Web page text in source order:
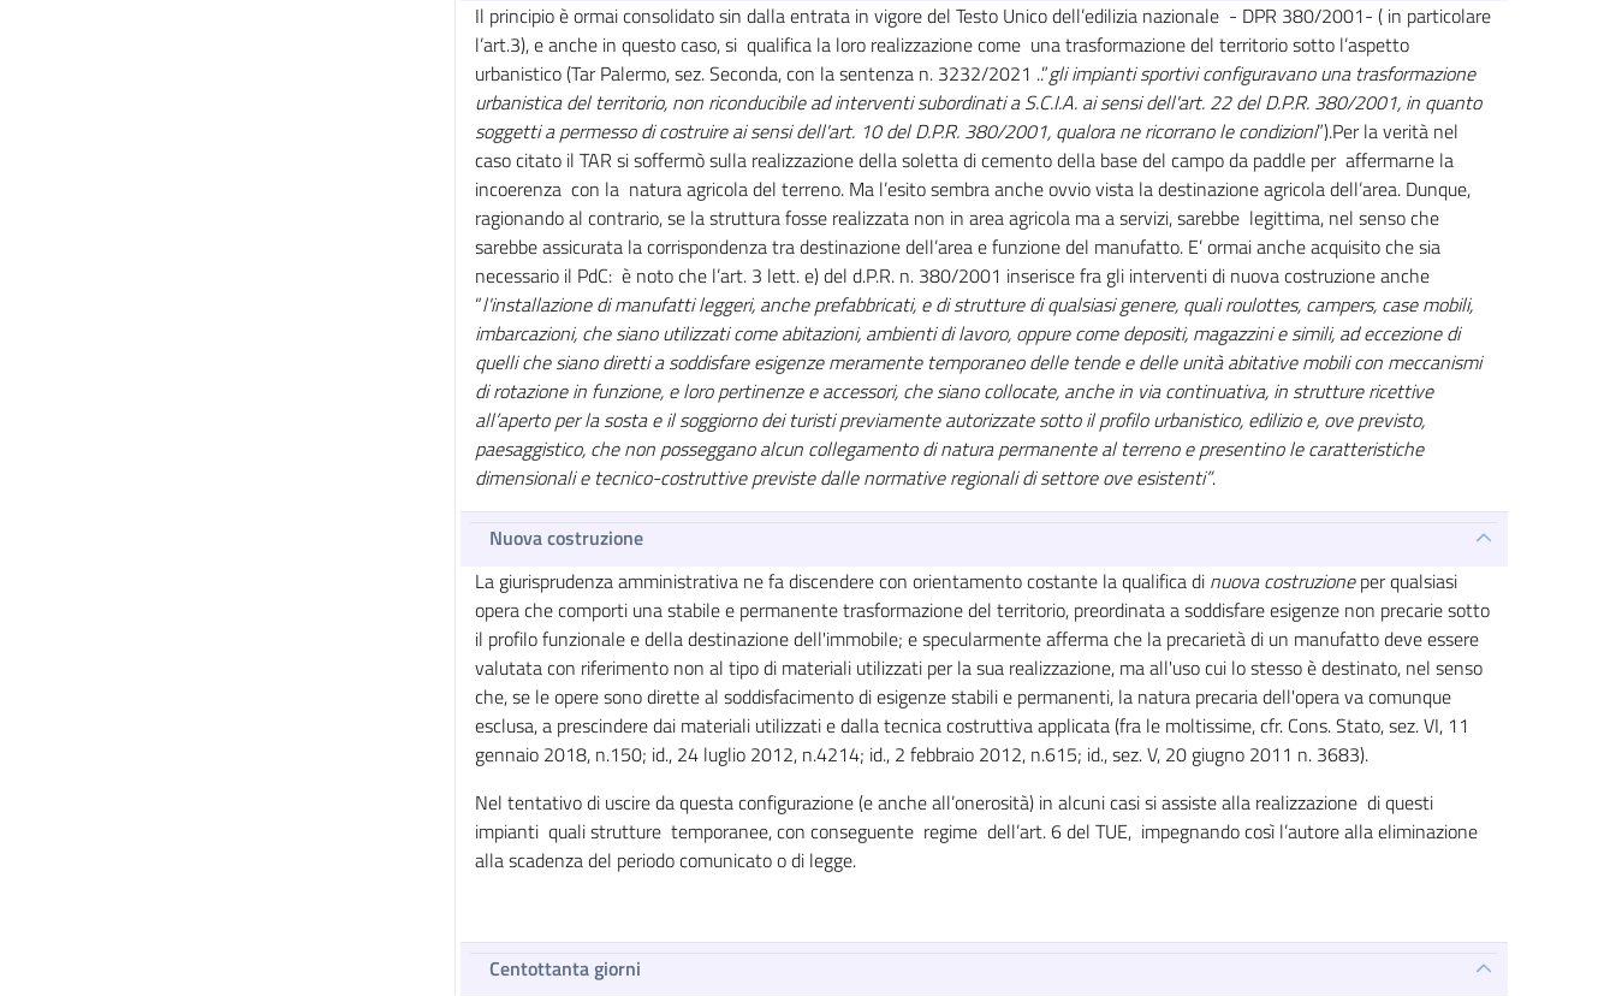
Il principio è ormai consolidato sin dalla entrata in vigore del Testo Unico dell’edilizia nazionale - DPR 380/2001- ( in particolare
l’art.3), e anche in questo caso, si qualifica la loro realizzazione come una trasformazione del territorio sotto l’aspetto
urbanistico (Tar Palermo, sez. Seconda, con la sentenza n. 3232/2021 ..”gli impianti sportivi configuravano una trasformazione
urbanistica del territorio, non riconducibile ad interventi subordinati a S.C.I.A. ai sensi dell'art. 22 del D.P.R. 380/2001, in quanto
soggetti a permesso di costruire ai sensi dell'art. 10 del D.P.R. 380/2001, qualora ne ricorrano le condizioni”).Per la verità nel
caso citato il TAR si soffermò sulla realizzazione della soletta di cemento della base del campo da paddle per affermarne la
incoerenza con la natura agricola del terreno. Ma l’esito sembra anche ovvio vista la destinazione agricola dell’area. Dunque,
ragionando al contrario, se la struttura fosse realizzata non in area agricola ma a servizi, sarebbe legittima, nel senso che
sarebbe assicurata la corrispondenza tra destinazione dell’area e funzione del manufatto. E’ ormai anche acquisito che sia
necessario il PdC: è noto che l’art. 3 lett. e) del d.P.R. n. 380/2001 inserisce fra gli interventi di nuova costruzione anche
“l'installazione di manufatti leggeri, anche prefabbricati, e di strutture di qualsiasi genere, quali roulottes, campers, case mobili,
imbarcazioni, che siano utilizzati come abitazioni, ambienti di lavoro, oppure come depositi, magazzini e simili, ad eccezione di
quelli che siano diretti a soddisfare esigenze meramente temporaneo delle tende e delle unità abitative mobili con meccanismi
di rotazione in funzione, e loro pertinenze e accessori, che siano collocate, anche in via continuativa, in strutture ricettive
all’aperto per la sosta e il soggiorno dei turisti previamente autorizzate sotto il profilo urbanistico, edilizio e, ove previsto,
paesaggistico, che non posseggano alcun collegamento di natura permanente al terreno e presentino le caratteristiche
dimensionali e tecnico-costruttive previste dalle normative regionali di settore ove esistenti”.
Nuova costruzione
La giurisprudenza amministrativa ne fa discendere con orientamento costante la qualifica di nuova costruzioneper qualsiasi
opera che comporti una stabile e permanente trasformazione del territorio, preordinata a soddisfare esigenze non precarie sotto
il profilo funzionale e della destinazione dell'immobile; e specularmente afferma che la precarietà di un manufatto deve essere
valutata con riferimento non al tipo di materiali utilizzati per la sua realizzazione, ma all'uso cui lo stesso è destinato, nel senso
che, se le opere sono dirette al soddisfacimento di esigenze stabili e permanenti, la natura precaria dell'opera va comunque
esclusa, a prescindere dai materiali utilizzati e dalla tecnica costruttiva applicata (fra le moltissime, cfr. Cons. Stato, sez. VI, 11
gennaio 2018, n.150; id., 24 luglio 2012, n.4214; id., 2 febbraio 2012, n.615; id., sez. V, 20 giugno 2011 n. 3683).
Nel tentativo di uscire da questa configurazione (e anche all’onerosità) in alcuni casi si assiste alla realizzazione di questi
impianti quali strutture temporanee, con conseguente regime dell’art. 6 del TUE, impegnando così l’autore alla eliminazione
alla scadenza del periodo comunicato o di legge.
Centottanta giorni